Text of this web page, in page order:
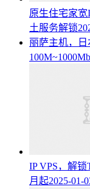
原生住宅家
土服务解锁
丽萨主机，日
IP VPS，解锁
月起2025-01-